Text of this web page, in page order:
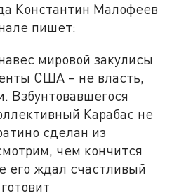
Константин Малофеев
пишет:
мировой закулисы
США – не власть,
Взбунтовавшегося
Карабас не
сделан из
чем кончится
его ждал счастливый